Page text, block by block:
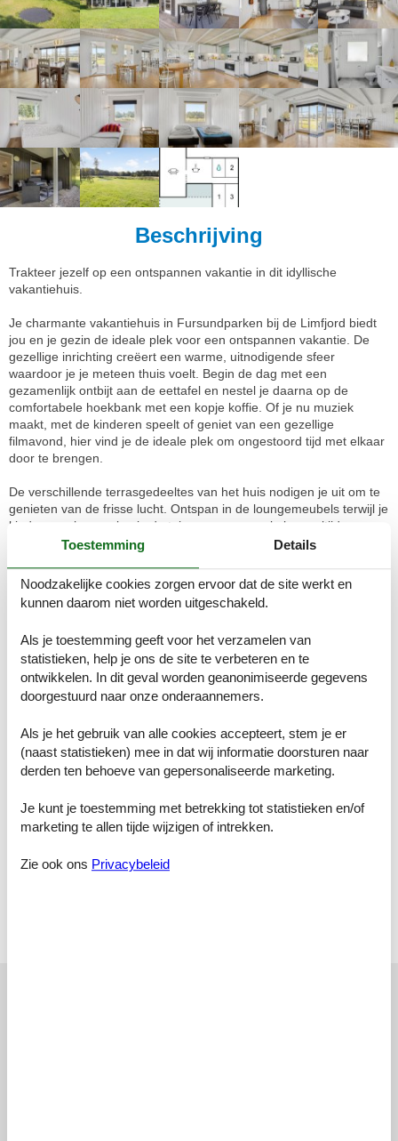
Beschrijving
Trakteer jezelf op een ontspannen vakantie in dit idyllische
vakantiehuis.
Je charmante vakantiehuis in Fursundparken bij de Limfjord biedt
jou en je gezin de ideale plek voor een ontspannen vakantie. De
gezellige inrichting creëert een warme, uitnodigende sfeer
waardoor je je meteen thuis voelt. Begin de dag met een
gezamenlijk ontbijt aan de eettafel en nestel je daarna op de
comfortabele hoekbank met een kopje koffie. Of je nu muziek
maakt, met de kinderen speelt of geniet van een gezellige
filmavond, hier vind je de ideale plek om ongestoord tijd met elkaar
door te brengen.
De verschillende terrasgedeeltes van het huis nodigen je uit om te
genieten van de frisse lucht. Ontspan in de loungemeubels terwijl je
kinderen schommelen in de tuin en serveer enkele maaltijden
Een korte wandeling brengt je naar het fjord, waar je kunt
zwemmen of wandelen langs de kust. Voor een gevarieerd uitstapje
kun je een bezoek brengen aan de nabijgelegen stad Nykøbing
Dueholm Kloster en interessante, wisselende tentoonstellingen bij
de Holmen 7C kunstvereniging.
Kamerindeling
Vakantiewoning
Slaapkamer, 2 personen
Slaapkamer, 2 personen
Eenpersoonsbed
Slaapkamer, 2 personen
Tweepersoonsbed
Badkamer
Toestemming Details
Noodzakelijke cookies zorgen ervoor dat de site werkt en
kunnen daarom niet worden uitgeschakeld.
Als je toestemming geeft voor het verzamelen van
statistieken, help je ons de site te verbeteren en te
ontwikkelen. In dit geval worden geanonimiseerde gegevens
doorgestuurd naar onze onderaannemers.
Als je het gebruik van alle cookies accepteert, stem je er
(naast statistieken) mee in dat wij informatie doorsturen naar
derden ten behoeve van gepersonaliseerde marketing.
Je kunt je toestemming met betrekking tot statistieken en/of
marketing te allen tijde wijzigen of intrekken.
Zie ook ons Privacybeleid